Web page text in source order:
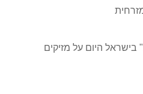
היום על מזיקים